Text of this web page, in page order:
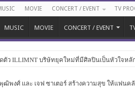
MOVIE CONCERT / EVENT TV
MUSIC MOVIE CONCERT / EVENT
ดตัว ILLIMNT บริษัทยุคใหม่ที่มีศิลปินเป็นหัวใจหลั
พงศ์ และ เจฟ ซาเตอร์ สร้างความสุข ให้แฟนคลับ